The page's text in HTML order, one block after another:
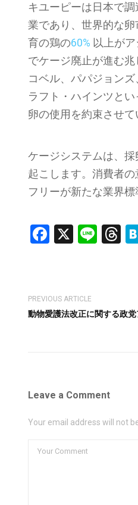
キユーピーは日本で
業であり、世界的な
育の鶏の60% 以上が
でケージ廃止が進む
コベル、パパジョン
ラフト・ハインツと
卵の使用を約束させて
ケージシステムは、
起こします。消費者
フリーが新たな業界標
Facebook
X Line
PREVIOUS ARTICLE
動物愛護法改正に関する政
Leave a Comment
Your email address will not